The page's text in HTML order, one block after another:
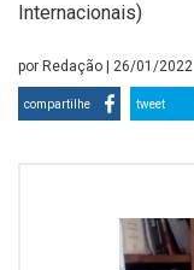
Internacionais)
por Redação | 26/01/2022
compartilhe tweet